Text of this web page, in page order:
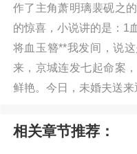
作了主角萧明璃裴砚之
的惊喜，小说讲的是：1
将血玉簪**我发间，说
来，京城连发七起命案
鲜艳。今日，未婚夫送来
相关章节推荐：